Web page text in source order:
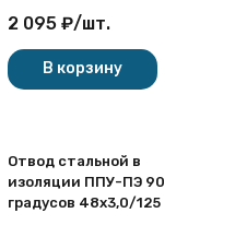
2 095 ₽/шт.
В корзину
Отвод стальной в
изоляции ППУ-ПЭ 90
градусов 48х3,0/125